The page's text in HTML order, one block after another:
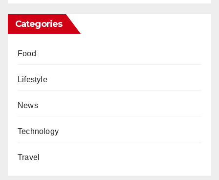
Categories
Food
Lifestyle
News
Technology
Travel